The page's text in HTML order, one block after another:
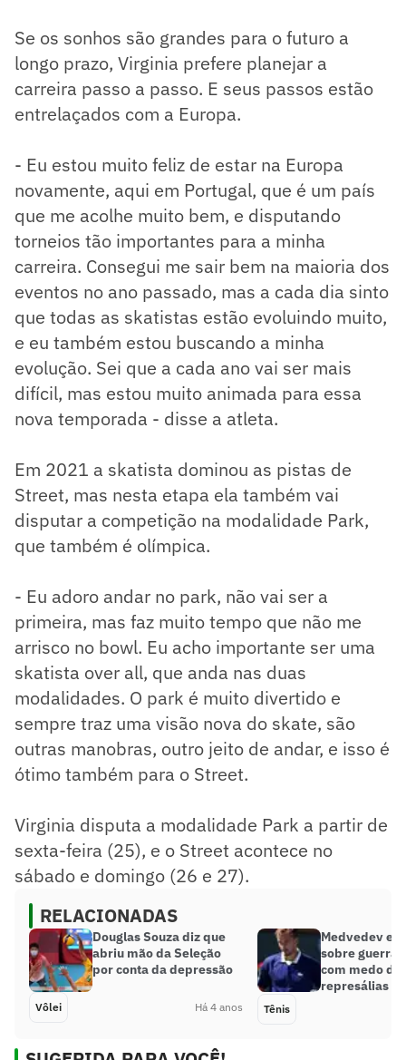
Se os sonhos são grandes para o futuro a
longo prazo, Virginia prefere planejar a
carreira passo a passo. E seus passos estão
entrelaçados com a Europa.
- Eu estou muito feliz de estar na Europa
novamente, aqui em Portugal, que é um país
que me acolhe muito bem, e disputando
torneios tão importantes para a minha
carreira. Consegui me sair bem na maioria dos
eventos no ano passado, mas a cada dia sinto
que todas as skatistas estão evoluindo muito,
e eu também estou buscando a minha
evolução. Sei que a cada ano vai ser mais
difícil, mas estou muito animada para essa
nova temporada - disse a atleta.
Em 2021 a skatista dominou as pistas de
Street, mas nesta etapa ela também vai
disputar a competição na modalidade Park,
que também é olímpica.
- Eu adoro andar no park, não vai ser a
primeira, mas faz muito tempo que não me
arrisco no bowl. Eu acho importante ser uma
skatista over all, que anda nas duas
modalidades. O park é muito divertido e
sempre traz uma visão nova do skate, são
outras manobras, outro jeito de andar, e isso é
ótimo também para o Street.
Virginia disputa a modalidade Park a partir de
sexta-feira (25), e o Street acontece no
sábado e domingo (26 e 27).
RELACIONADAS
Douglas Souza diz que
abriu mão da Seleção
por conta da depressão
Vôlei Há 4 anos
Medvedev
sobre guerra
com medo de
represálias
Tênis